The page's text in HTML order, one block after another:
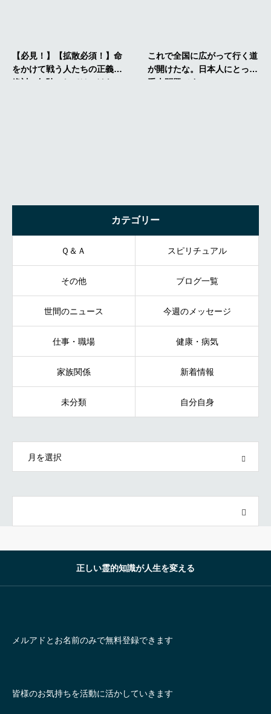
カテゴリー
Ｑ＆Ａ スピリチュアル
その他 ブログ一覧
世間のニュース 今週のメッセージ
仕事・職場 健康・病気
家族関係 新着情報
未分類 自分自身
正しい霊的知識が人生を変える
メルアドとお名前のみで無料登録できます
皆様のお気持ちを活動に活かしていきます